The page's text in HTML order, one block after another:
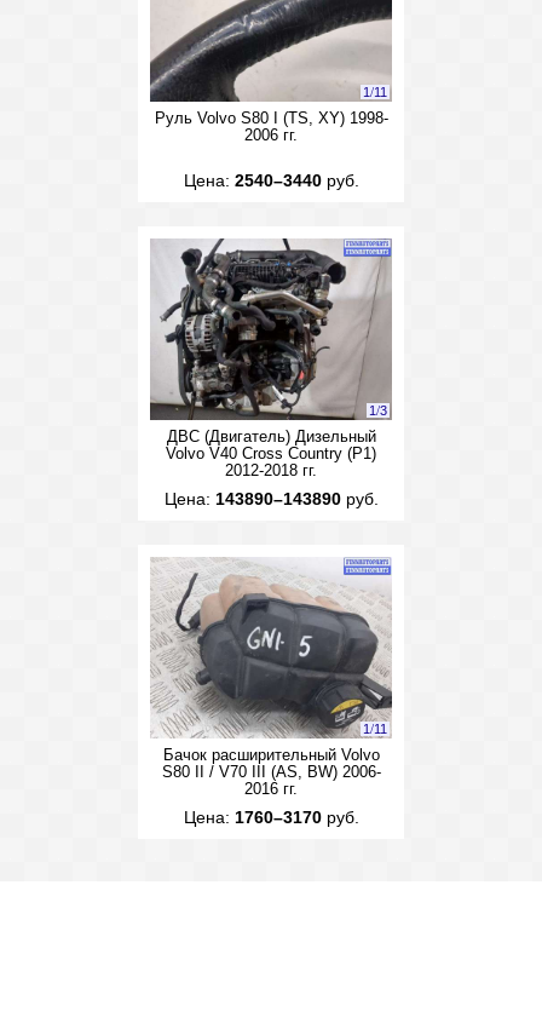
1/11
Руль Volvo S80 I (TS, XY) 1998-
2006 гг.
Цена: 2540–3440руб.
1/3
ДВС (Двигатель) Дизельный
Volvo V40 Cross Country (P1)
2012-2018 гг.
Цена: 143890–143890руб.
1/11
Бачок расширительный Volvo
S80 II / V70 III (AS, BW) 2006-
2016 гг.
Цена: 1760–3170руб.